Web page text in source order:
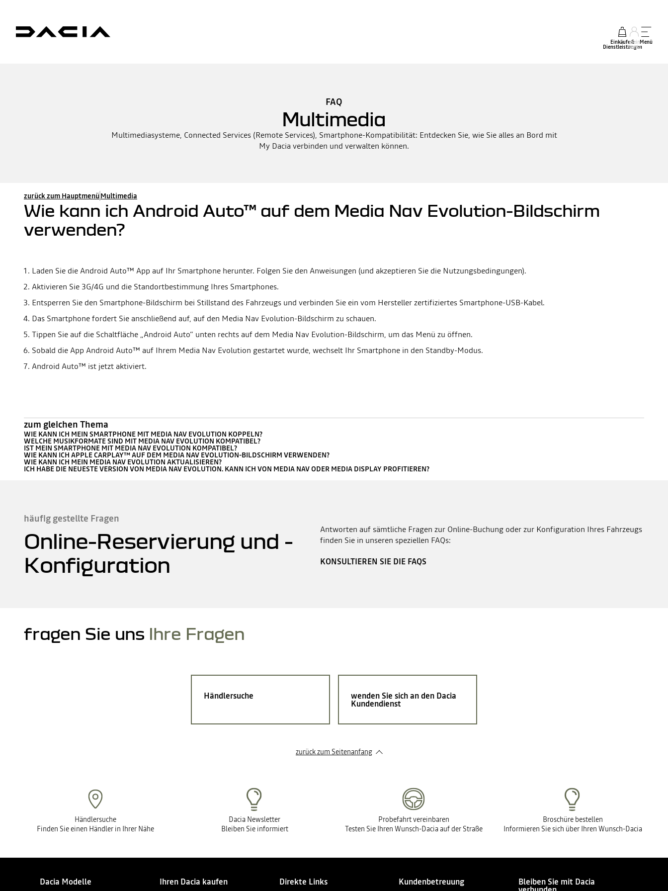
Einkäufe &
Dienstleistungen
mein
Konto
Menü
FAQ
Multimedia
Multimediasysteme, Connected Services (Remote Services), Smartphone-Kompatibilität: Entdecken Sie, wie Sie alles an Bord mit
My Dacia verbinden und verwalten können.
zurück zum Hauptmenü Multimedia
Wie kann ich Android Auto™ auf dem Media Nav Evolution-Bildschirm
verwenden?
Laden Sie die Android Auto™ App auf Ihr Smartphone herunter. Folgen Sie den Anweisungen (und akzeptieren Sie die Nutzungsbedingungen).
Aktivieren Sie 3G/4G und die Standortbestimmung Ihres Smartphones.
Entsperren Sie den Smartphone-Bildschirm bei Stillstand des Fahrzeugs und verbinden Sie ein vom Hersteller zertifiziertes Smartphone-USB-Kabel.
Das Smartphone fordert Sie anschließend auf, auf den Media Nav Evolution-Bildschirm zu schauen.
Tippen Sie auf die Schaltfläche „Android Auto“ unten rechts auf dem Media Nav Evolution-Bildschirm, um das Menü zu öffnen.
Sobald die App Android Auto™ auf Ihrem Media Nav Evolution gestartet wurde, wechselt Ihr Smartphone in den Standby-Modus.
Android Auto™ ist jetzt aktiviert.
zum gleichen Thema
WIE KANN ICH MEIN SMARTPHONE MIT MEDIA NAV EVOLUTION KOPPELN?
WELCHE MUSIKFORMATE SIND MIT MEDIA NAV EVOLUTION KOMPATIBEL?
IST MEIN SMARTPHONE MIT MEDIA NAV EVOLUTION KOMPATIBEL?
WIE KANN ICH APPLE CARPLAY™ AUF DEM MEDIA NAV EVOLUTION-BILDSCHIRM VERWENDEN?
WIE KANN ICH MEIN MEDIA NAV EVOLUTION AKTUALISIEREN?
ICH HABE DIE NEUESTE VERSION VON MEDIA NAV EVOLUTION. KANN ICH VON MEDIA NAV ODER MEDIA DISPLAY PROFITIEREN?
häufig gestellte Fragen
Online-Reservierung und -
Konfiguration
Antworten auf sämtliche Fragen zur Online-Buchung oder zur Konfiguration Ihres Fahrzeugs
finden Sie in unseren speziellen FAQs:
KONSULTIEREN SIE DIE FAQS
fragen Sie uns Ihre Fragen
Händlersuche wenden Sie sich an den Dacia
Kundendienst
zurück zum Seitenanfang
Händlersuche
Finden Sie einen Händler in Ihrer Nähe
Dacia Newsletter
Bleiben Sie informiert
Probefahrt vereinbaren
Testen Sie Ihren Wunsch-Dacia auf der Straße
Broschüre bestellen
Informieren Sie sich über Ihren Wunsch-Dacia
Dacia Modelle Ihren Dacia kaufen Direkte Links Kundenbetreuung Bleiben Sie mit Dacia